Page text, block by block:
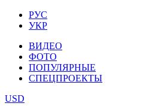
РУС
УКР
ВИДЕО
ФОТО
ПОПУЛЯРНЫЕ
СПЕЦПРОЕКТЫ
USD